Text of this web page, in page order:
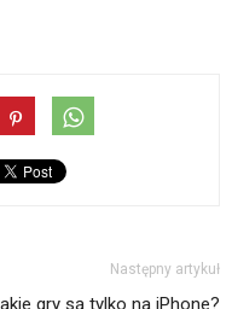
Następny artykuł
gry są tylko na iPhone?